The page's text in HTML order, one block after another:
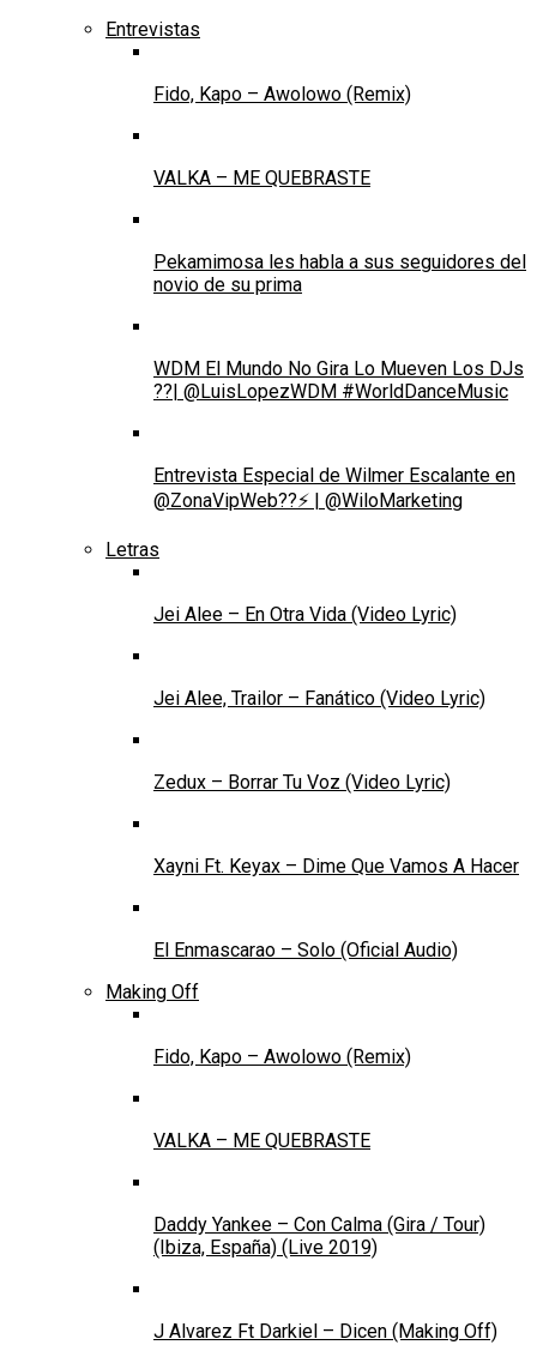
Entrevistas
Fido, Kapo – Awolowo (Remix)
VALKA – ME QUEBRASTE
Pekamimosa les habla a sus seguidores del
novio de su prima
WDM El Mundo No Gira Lo Mueven Los DJs
??| @LuisLopezWDM #WorldDanceMusic
Entrevista Especial de Wilmer Escalante en
@ZonaVipWeb??⚡ | @WiloMarketing
Letras
Jei Alee – En Otra Vida (Video Lyric)
Jei Alee, Trailor – Fanático (Video Lyric)
Zedux – Borrar Tu Voz (Video Lyric)
Xayni Ft. Keyax – Dime Que Vamos A Hacer
El Enmascarao – Solo (Oficial Audio)
Making Off
Fido, Kapo – Awolowo (Remix)
VALKA – ME QUEBRASTE
Daddy Yankee – Con Calma (Gira / Tour)
(Ibiza, España) (Live 2019)
J Alvarez Ft Darkiel – Dicen (Making Off)